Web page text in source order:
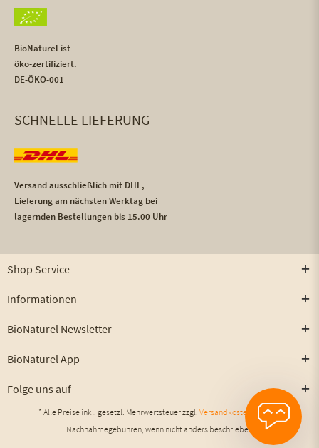
BioNaturel ist
öko-zertifiziert.
DE-ÖKO-001
SCHNELLE LIEFERUNG
Versand ausschließlich mit DHL,
Lieferung am nächsten Werktag bei
lagernden Bestellungen bis 15.00 Uhr
Shop Service
Informationen
BioNaturel Newsletter
BioNaturel App
Folge uns auf
* Alle Preise inkl. gesetzl. Mehrwertsteuer zzgl. Versandkosten
und ggf.
Nachnahmegebühren, wenn nicht anders beschrieben